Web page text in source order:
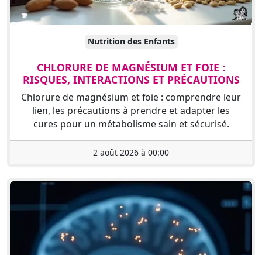
Nutrition des Enfants
CHLORURE DE MAGNÉSIUM ET FOIE :
RISQUES, INTERACTIONS ET PRÉCAUTIONS
Chlorure de magnésium et foie : comprendre leur
lien, les précautions à prendre et adapter les
cures pour un métabolisme sain et sécurisé.
2 août 2026 à 00:00